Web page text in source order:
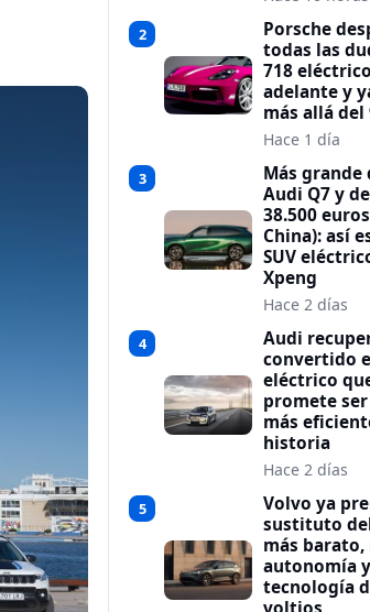
2
Porsche
todas las
718
adelante y
más allá del
Hace 1 día
3
Más grande
Audi Q7 y
38.500
China): así
SUV
Xpeng
Hace 2 días
4
Audi
convertido
eléctrico
promete
más
historia
Hace 2 días
5
Volvo ya
sustituto
más barato,
autonomía y
tecnología